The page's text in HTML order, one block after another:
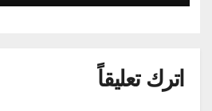
اترك تعليقاً